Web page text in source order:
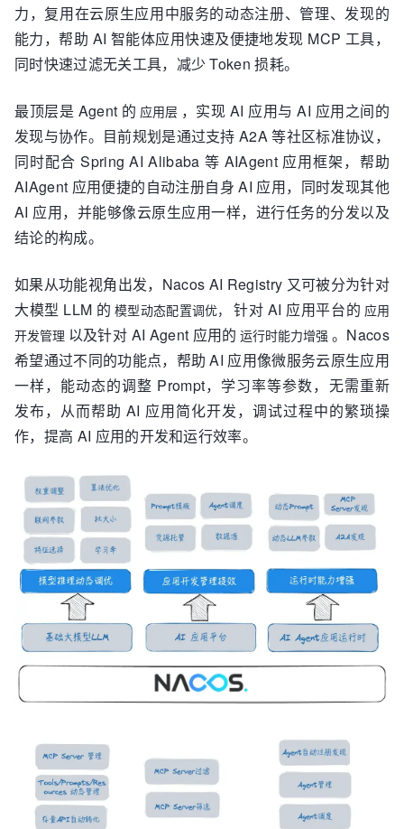
力，复用在云原生应用中服务的动态注册、管理、发现的
能力，帮助 AI 智能体应用快速及便捷地发现 MCP 工具，
同时快速过滤无关工具，减少 Token 损耗。
最顶层是 Agent 的 应用层 ，实现 AI 应用与 AI 应用之间的
发现与协作。目前规划是通过支持 A2A 等社区标准协议，
同时配合 Spring AI Alibaba 等 AIAgent 应用框架，帮助
AIAgent 应用便捷的自动注册自身 AI 应用，同时发现其他
AI 应用，并能够像云原生应用一样，进行任务的分发以及
结论的构成。
如果从功能视角出发，Nacos AI Registry 又可被分为针对
大模型 LLM 的 模型动态配置调优， 针对 AI 应用平台的 应用
开发管理 以及针对 AI Agent 应用的 运行时能力增强 。Nacos
希望通过不同的功能点，帮助 AI 应用像微服务云原生应用
一样，能动态的调整 Prompt，学习率等参数，无需重新
发布，从而帮助 AI 应用简化开发，调试过程中的繁琐操
作，提高 AI 应用的开发和运行效率。